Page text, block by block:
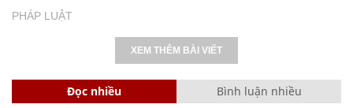
PHÁP LUẬT
XEM THÊM BÀI VIẾT
Đọc nhiều Bình luận nhiều